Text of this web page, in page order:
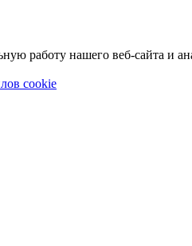
работу нашего веб-сайта и
cookie